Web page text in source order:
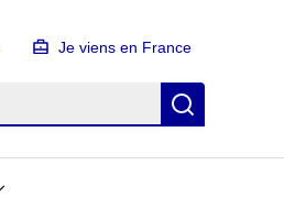
Je viens en France